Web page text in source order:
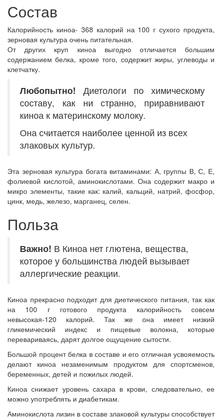
Состав
Калорийность киноа- 368 калорий на 100 г сухого продукта,
зерновая культура очень питательная.
От других круп киноа выгодно отличается большим
содержанием белка, кроме того, содержит жиры, углеводы и
клетчатку.
Любопытно! Диетологи по химическому
составу, как ни странно, приравнивают
киноа к материнскому молоку.
Она считается наиболее ценной из всех
злаковых культур.
Эта зерновая культура богата витаминами: А, группы В, С, Е,
фолиевой кислотой, аминокислотами. Она содержит макро и
микро элементы, такие как: калий, кальций, натрий, фосфор,
цинк, медь, железо, марганец, селен.
Польза
Важно! В Киноа нет глютена, вещества,
которое у большинства людей вызывает
аллергические реакции.
Киноа прекрасно подходит для диетического питания, так как
на 100 г готового продукта калорийность совсем
невысокая-120 калорий. Так же она имеет низкий
гликемический индекс и пищевые волокна, которые
перевариваясь, дарят долгое ощущение сытости.
Большой процент белка в составе и его отличная усвояемость
делают киноа незаменимым продуктом для спортсменов,
беременных, детей и пожилых людей.
Киноа снижает уровень сахара в крови, следовательно, ее
можно употреблять и диабетикам.
Аминокислота лизин в составе злаковой культуры способствует